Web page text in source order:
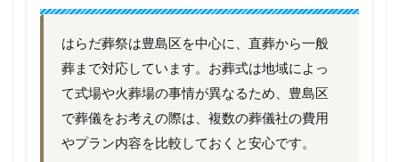
はらだ葬祭は豊島区を中心に、直葬から一般
葬まで対応しています。お葬式は地域によっ
て式場や火葬場の事情が異なるため、豊島区
で葬儀をお考えの際は、複数の葬儀社の費用
やプラン内容を比較しておくと安心です。